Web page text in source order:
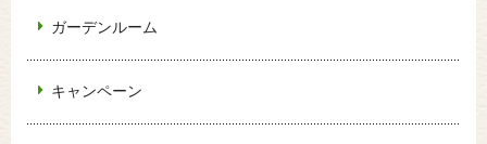
ガーデンルーム
キャンペーン